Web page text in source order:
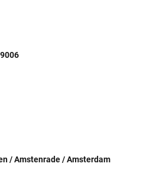
/ Amstenrade / Amsterdam